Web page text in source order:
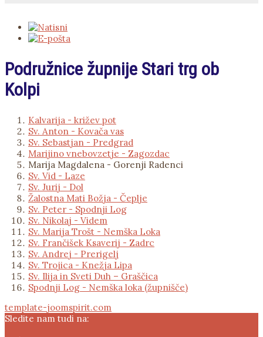
Podružnice župnije Stari trg ob
Kolpi
Kalvarija - križev pot
Sv. Anton - Kovača vas
Sv. Sebastjan - Predgrad
Marijino vnebovzetje - Zagozdac
Marija Magdalena - Gorenji Radenci
Sv. Vid - Laze
Sv. Jurij - Dol
Žalostna Mati Božja - Čeplje
Sv. Peter - Spodnji Log
Sv. Nikolaj - Videm
Sv. Marija Trošt - Nemška Loka
Sv. Frančišek Ksaverij - Zadrc
Sv. Andrej - Prerigelj
Sv. Trojica - Knežja Lipa
Sv. Ilija in Sveti Duh – Graščica
Spodnji Log - Nemška loka (župnišče)
template-joomspirit.com
Sledite nam tudi na: